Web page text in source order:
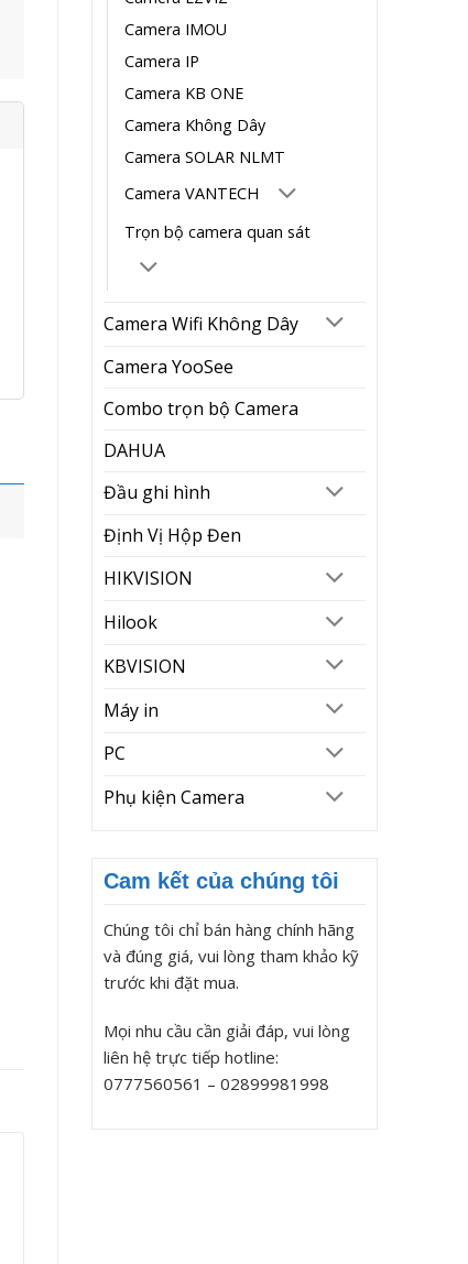
Camera IMOU
Camera IP
Camera KB ONE
Camera Không Dây
Camera SOLAR NLMT
Camera VANTECH
Trọn bộ camera quan sát
Camera Wifi Không Dây
Camera YooSee
Combo trọn bộ Camera
DAHUA
Đầu ghi hình
Định Vị Hộp Đen
HIKVISION
Hilook
KBVISION
Máy in
PC
Phụ kiện Camera
Cam kết của chúng tôi
Chúng tôi chỉ bán hàng chính hãng
và đúng giá, vui lòng tham khảo kỹ
trước khi đặt mua.
Mọi nhu cầu cần giải đáp, vui lòng
liên hệ trực tiếp hotline:
0777560561 – 02899981998